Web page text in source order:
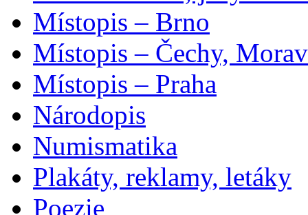
Místopis – Brno
Místopis – Čechy,
Místopis – Praha
Národopis
Numismatika
Plakáty, reklamy, letáky
Poezie